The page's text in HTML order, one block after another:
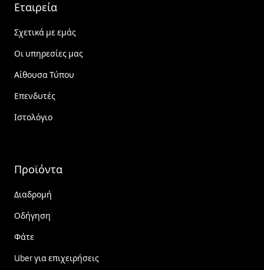
Εταιρεία
Σχετικά με εμάς
Οι υπηρεσίες μας
Αίθουσα Τύπου
Επενδυτές
Ιστολόγιο
Προϊόντα
Διαδρομή
Οδήγηση
Φάτε
Uber για επιχειρήσεις